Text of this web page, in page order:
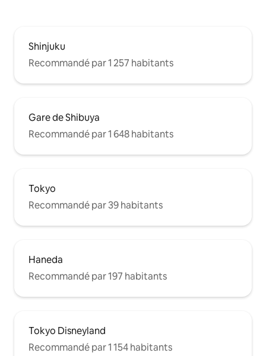
Shinjuku
Recommandé par 1 257 habitants
Gare de Shibuya
Recommandé par 1 648 habitants
Tokyo
Recommandé par 39 habitants
Haneda
Recommandé par 197 habitants
Tokyo Disneyland
Recommandé par 1 154 habitants